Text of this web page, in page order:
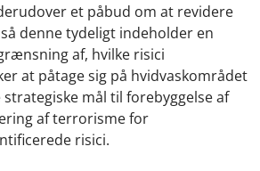
et påbud om at revidere
denne tydeligt indeholder en
af, hvilke risici
at påtage sig på hvidvaskområdet
mål til forebyggelse af
af terrorisme for
risici.